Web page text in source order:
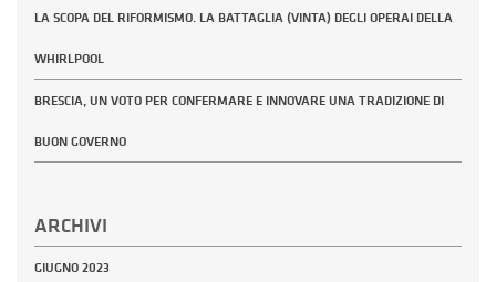
LA SCOPA DEL RIFORMISMO. LA BATTAGLIA (VINTA) DEGLI OPERAI DELLA
WHIRLPOOL
BRESCIA, UN VOTO PER CONFERMARE E INNOVARE UNA TRADIZIONE DI
BUON GOVERNO
ARCHIVI
GIUGNO 2023